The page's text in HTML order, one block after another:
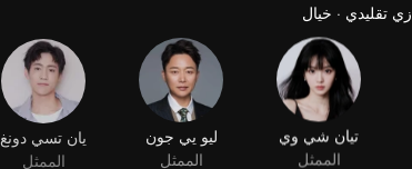
زي تقليدي · خيال
تيان شي وي
الممثل
ليو يي جون
الممثل
يان تسي دونغ
الممثل